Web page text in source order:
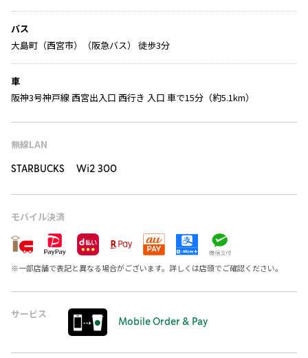
バス
大島町（西宮市）（阪急バス） 徒歩3分
車
阪神3号神戸線 西宮出入口 西行き 入口 車で15分（約5.1km）
無線LAN
STARBUCKS Wi2 300
モバイル決済
※一部店舗で表記と異なる場合がございます。詳しくは店頭でご確認ください。
サービス
Mobile Order & Pay